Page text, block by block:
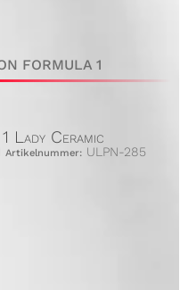
FORMULA 1
Lady Ceramic
Artikelnummer: ULPN-285